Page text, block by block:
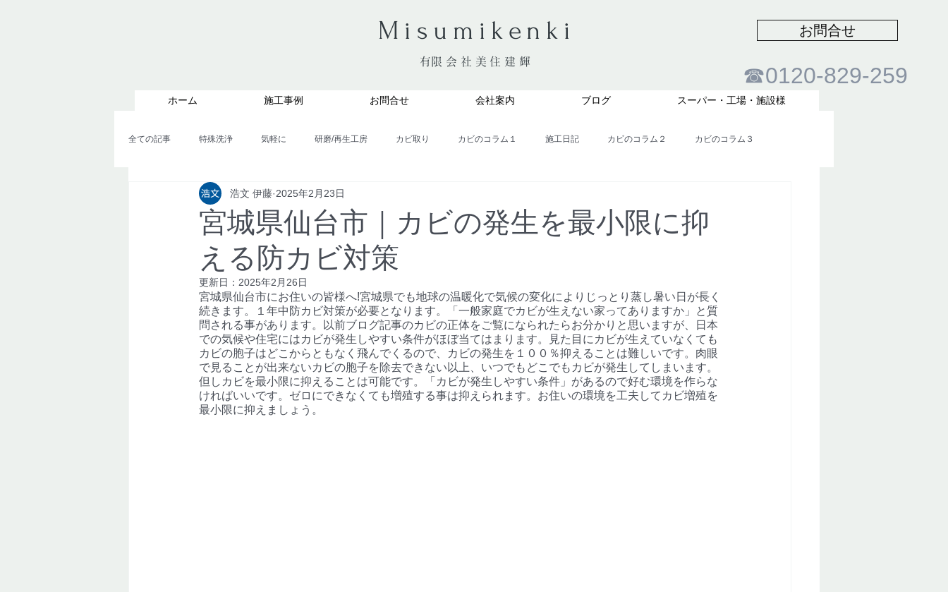
​Misumikenki
​有限会社美住建輝
お問合せ
​☎0120-829-259
ホーム 施工事例 お問合せ 会社案内 ブログ スーパー・工場・施設様
全ての記事 特殊洗浄 気軽に 研磨/再生工房 カビ取り カビのコラム１ 施工日記 カビのコラム２ カビのコラム３
カビのコラム４ カビのコラム５ カビのコラム６
宮城県仙台市｜カビの発生を最小限に抑
える防カビ対策
浩文 伊藤 2025年2月23日
更新日： 2025年2月26日
宮城県仙台市にお住いの皆様へ!宮城県でも地球の温暖化で気候の変化によりじっとり蒸し暑い日が長く
続きます。１年中防カビ対策が必要となります。「一般家庭でカビが生えない家ってありますか」と質
問される事があります。以前ブログ記事のカビの正体をご覧になられたらお分かりと思いますが、日本
での気候や住宅にはカビが発生しやすい条件がほぼ当てはまります。見た目にカビが生えていなくても
カビの胞子はどこからともなく飛んでくるので、カビの発生を１００％抑えることは難しいです。肉眼
で見ることが出来ないカビの胞子を除去できない以上、いつでもどこでもカビが発生してしまいます。
但しカビを最小限に抑えることは可能です。「カビが発生しやすい条件」があるので好む環境を作らな
ければいいです。ゼロにできなくても増殖する事は抑えられます。お住いの環境を工夫してカビ増殖を
最小限に抑えましょう。